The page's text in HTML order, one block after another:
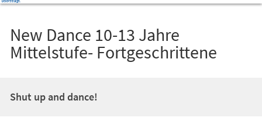
New Dance 10-13 Jahre
Mittelstufe- Fortgeschrittene
Shut up and dance!